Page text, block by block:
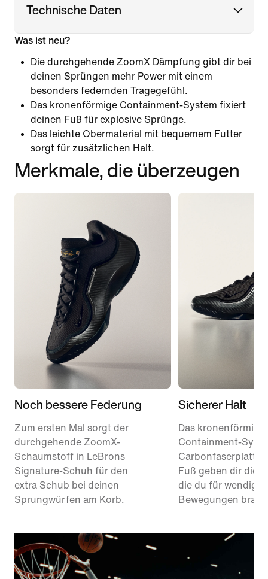
Technische Daten
Was ist neu?
Die durchgehende ZoomX Dämpfung gibt dir bei
deinen Sprüngen mehr Power mit einem
besonders federnden Tragegefühl.
Das kronenförmige Containment-System fixiert
deinen Fuß für explosive Sprünge.
Das leichte Obermaterial mit bequemem Futter
sorgt für zusätzlichen Halt.
Merkmale, die überzeugen
Noch bessere Federung
Zum ersten Mal sorgt der
durchgehende ZoomX-
Schaumstoff in LeBrons
Signature-Schuh für den
extra Schub bei deinen
Sprungwürfen am Korb.
Sicherer Halt
Das kronenförmige
Containment-
Carbonfaserplatte
Fuß geben dir die
die du für wendige
Bewegungen